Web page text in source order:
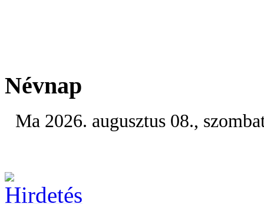
Névnap
Ma 2026. augusztus 08.,